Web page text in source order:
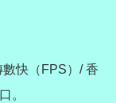
快（FPS）/ 香
。